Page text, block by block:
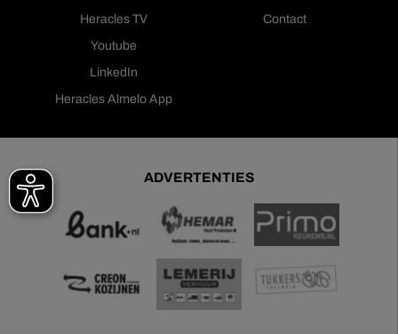
Heracles TV
Youtube
LinkedIn
Heracles Almelo App
Contact
ADVERTENTIES